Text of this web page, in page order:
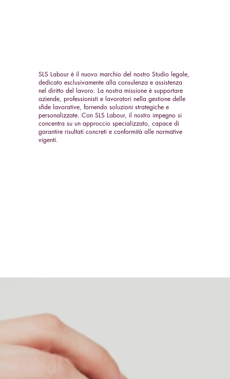
SLS Labour è il nuovo marchio del nostro Studio legale,
dedicato esclusivamente alla consulenza e assistenza
nel diritto del lavoro. La nostra missione è supportare
aziende, professionisti e lavoratori nella gestione delle
sfide lavorative, fornendo soluzioni strategiche e
personalizzate. Con SLS Labour, il nostro impegno si
concentra su un approccio specializzato, capace di
garantire risultati concreti e conformità alle normative
vigenti.